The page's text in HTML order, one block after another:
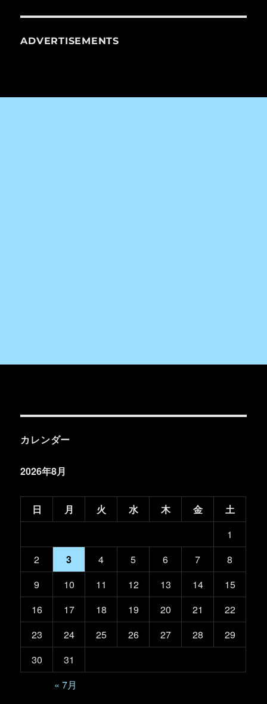
ADVERTISEMENTS
カレンダー
2026年8月
日 月 火 水 木 金
土
1
2
3 4 5 6 7
8
9
10 11 12 13 14
15
16
17 18 19 20 21
22
23
24 25 26 27 28
29
30
31
« 7月